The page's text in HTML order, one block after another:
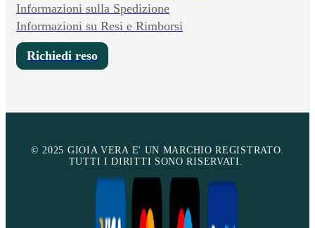
Informazioni sulla Spedizione
Informazioni su Resi e Rimborsi
Richiedi reso
© 2025 GIOIA VERA E' UN MARCHIO REGISTRATO.
TUTTI I DIRITTI SONO RISERVATI.